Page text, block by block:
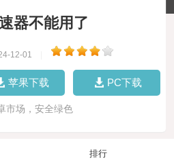
器不能用了
12-01
苹果下载 PC下载
市场，安全绿色
排行